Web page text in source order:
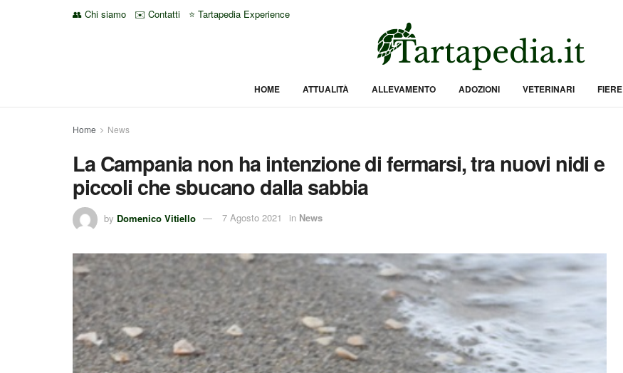
👥 Chi siamo ✉️ Contatti ⭐ Tartapedia Experience
HOME ATTUALITÀ ALLEVAMENTO ADOZIONI VETERINARI FIERE
Home News
La Campania non ha intenzione di fermarsi, tra nuovi nidi e
piccoli che sbucano dalla sabbia
by Domenico Vitiello 7 Agosto 2021 in News